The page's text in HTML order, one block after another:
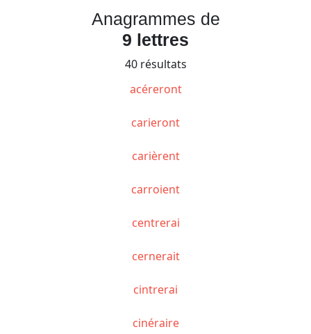
Anagrammes de
9 lettres
40 résultats
acéreront
carieront
carièrent
carroient
centrerai
cernerait
cintrerai
cinéraire